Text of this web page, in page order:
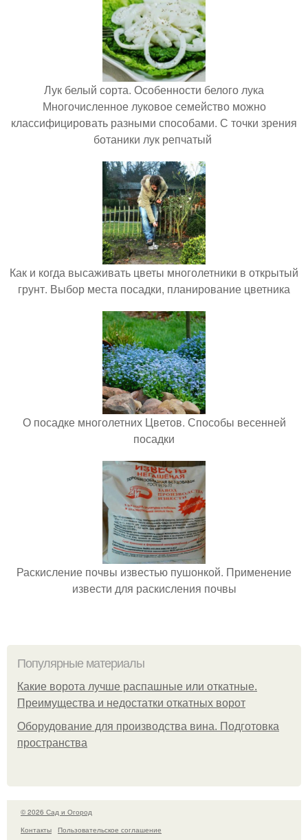
Лук белый сорта. Особенности белого лука
Многочисленное луковое семейство можно
классифицировать разными способами. С точки зрения
ботаники лук репчатый
Как и когда высаживать цветы многолетники в открытый
грунт. Выбор места посадки, планирование цветника
О посадке многолетних Цветов. Способы весенней
посадки
Раскисление почвы известью пушонкой. Применение
извести для раскисления почвы
Популярные материалы
Какие ворота лучше распашные или откатные.
Преимущества и недостатки откатных ворот
Оборудование для производства вина. Подготовка
пространства
© 2026 Сад и Огород
Контакты
Пользовательское соглашение